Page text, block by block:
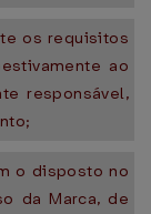
os requisitos
ao
responsável,
o disposto no
da Marca, de